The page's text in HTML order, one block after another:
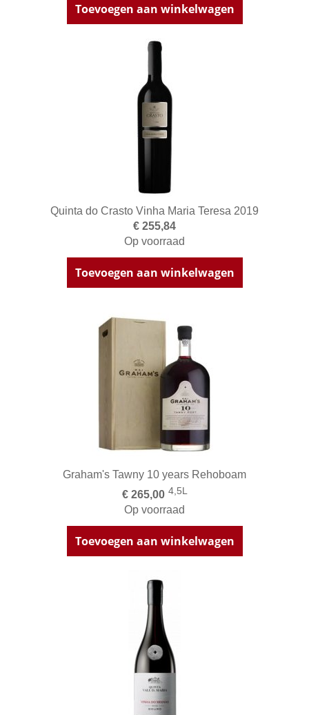
Toevoegen aan winkelwagen
Quinta do Crasto Vinha Maria Teresa 2019
€ 255,84
Op voorraad
Toevoegen aan winkelwagen
Graham's Tawny 10 years Rehoboam
€ 265,00 4,5L
Op voorraad
Toevoegen aan winkelwagen